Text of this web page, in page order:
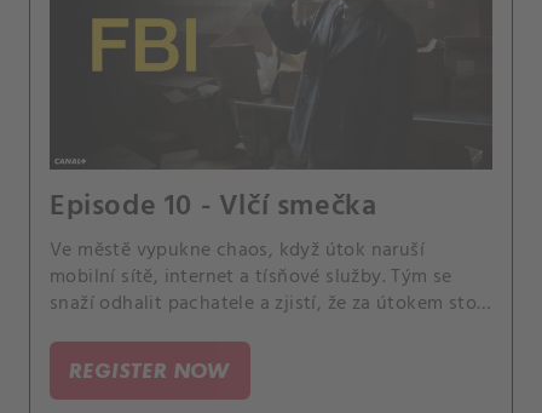
Episode 10 - Vlčí smečka
Ve městě vypukne chaos, když útok naruší
mobilní sítě, internet a tísňové služby. Tým se
snaží odhalit pachatele a zjistí, že za útokem stojí
zaměřuje na resetování společnosti.
REGISTER NOW